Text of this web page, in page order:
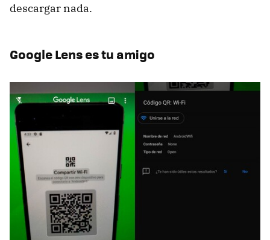
descargar nada.
Google Lens es tu amigo